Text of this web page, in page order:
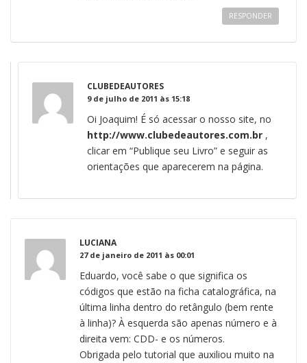
RESPONDER
CLUBEDEAUTORES
9 de julho de 2011 às 15:18
Oi Joaquim! É só acessar o nosso site, no
http://www.clubedeautores.com.br ,
clicar em “Publique seu Livro” e seguir as
orientações que aparecerem na página.
LUCIANA
27 de janeiro de 2011 às 00:01
Eduardo, você sabe o que significa os
códigos que estão na ficha catalográfica, na
última linha dentro do retângulo (bem rente
à linha)? À esquerda são apenas número e à
direita vem: CDD- e os números.
Obrigada pelo tutorial que auxiliou muito na